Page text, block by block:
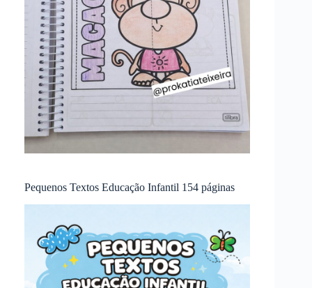
Pequenos Textos Educação Infantil 154 páginas